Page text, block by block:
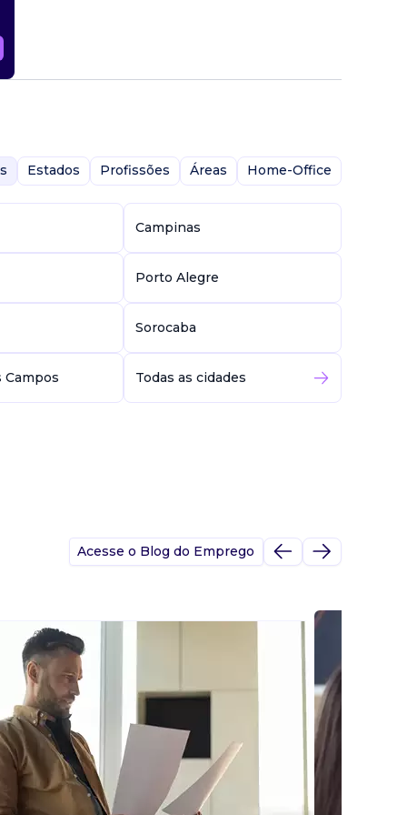
Estados Profissões Áreas Home-Office
Campinas
Porto Alegre
Sorocaba
Campos Todas as cidades
Acesse o Blog do Emprego